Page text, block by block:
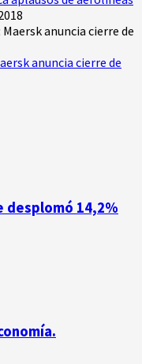
anuncia cierre de
desplomó 14,2%